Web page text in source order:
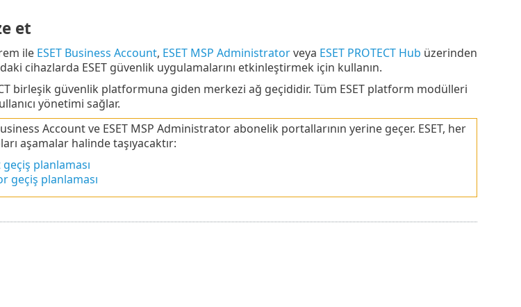
et
ile ESET Business Account, ESET MSP Administratorveya ESET PROTECT Hub üzerinden
cihazlarda ESET güvenlik uygulamalarını etkinleştirmek için kullanın.
birleşik güvenlik platformuna giden merkezi ağ geçididir. Tüm ESET platform modülleri
yönetimi sağlar.
Business Account ve ESET MSP Administrator abonelik portallarının yerine geçer. ESET, her
aşamalar halinde taşıyacaktır:
planlaması
geçiş planlaması